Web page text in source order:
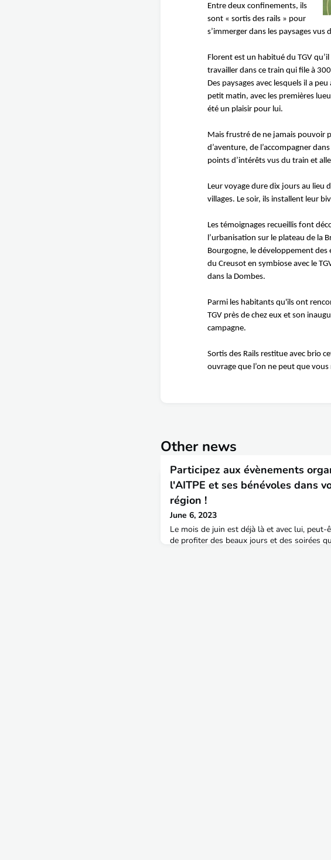
Entre deux confinements, ils
sont « sortis des rails » pour
s’immerger dans les paysages
Florent est un habitué du TGV
travailler dans ce train qui file à
Des paysages avec lesquels il a
petit matin, avec les premières
été un plaisir pour lui.
Mais frustré de ne jamais pouvoir
d’aventure, de l’accompagner
points d’intérêts vus du train et
Leur voyage dure dix jours au lieu
villages. Le soir, ils installent leur
Les témoignages recueillis font
l’urbanisation sur le plateau de la
Bourgogne, le développement des
du Creusot en symbiose avec le
dans la Dombes.
Parmi les habitants qu'ils ont
TGV près de chez eux et son
campagne.
Sortis des Rails restitue avec brio
ouvrage que l’on ne peut que
Other news
Participez aux évènements
l'AITPE et ses bénévoles dans
région !
June 6, 2023
Le mois de juin est déjà là et avec lui, peut-
de profiter des beaux jours et des soirées